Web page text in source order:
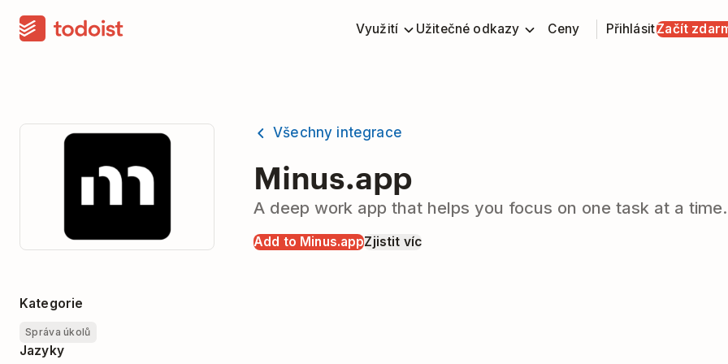
Využití Užitečné odkazy Ceny PřihlásitZačít
Všechny integrace
Minus.app
A deep work app that helps you focus on one task at a time.
Add to Minus.appZjistit víc
Kategorie
Správa úkolů
Jazyky